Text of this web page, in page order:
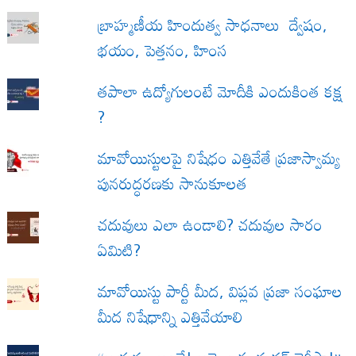
బ్రాహ్మణీయ హిందుత్వ సాధనాలు ద్వేషం,
భయం, పెత్తనం, హింస
త‌పాలా ఉద్యోగులంటే మోదీకి ఎందుకింత కక్ష
?
మావోయిస్టులపై నిషేధం ఎత్తివేతే ప్రజాస్వామ్య
పునరుద్ధరణకు సానుకూలత
చదువులు ఎలా ఉండాలి? చదువుల సారం
ఏమిటి?
మావోయిస్టు పార్టీ మీద, విప్లవ ప్రజా సంఘాల
మీద నిషేధాన్ని ఎత్తివేయాలి